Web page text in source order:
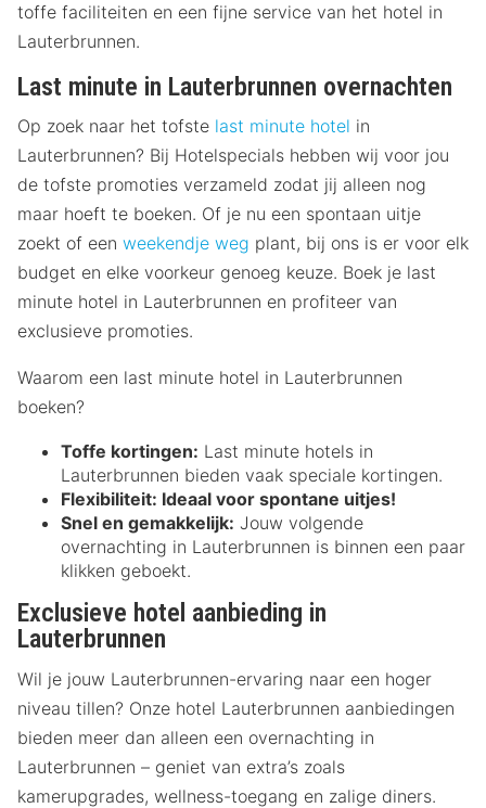
toffe faciliteiten en een fijne service van het hotel in
Lauterbrunnen.
Last minute in Lauterbrunnen overnachten
Op zoek naar het tofste last minute hotel in
Lauterbrunnen? Bij Hotelspecials hebben wij voor jou
de tofste promoties verzameld zodat jij alleen nog
maar hoeft te boeken. Of je nu een spontaan uitje
zoekt of een weekendje weg plant, bij ons is er voor elk
budget en elke voorkeur genoeg keuze. Boek je last
minute hotel in Lauterbrunnen en profiteer van
exclusieve promoties.
Waarom een last minute hotel in Lauterbrunnen
boeken?
Toffe kortingen: Last minute hotels in
Lauterbrunnen bieden vaak speciale kortingen.
Flexibiliteit: Ideaal voor spontane uitjes!
Snel en gemakkelijk: Jouw volgende
overnachting in Lauterbrunnen is binnen een paar
klikken geboekt.
Exclusieve hotel aanbieding in
Lauterbrunnen
Wil je jouw Lauterbrunnen-ervaring naar een hoger
niveau tillen? Onze hotel Lauterbrunnen aanbiedingen
bieden meer dan alleen een overnachting in
Lauterbrunnen – geniet van extra’s zoals
kamerupgrades, wellness-toegang en zalige diners.